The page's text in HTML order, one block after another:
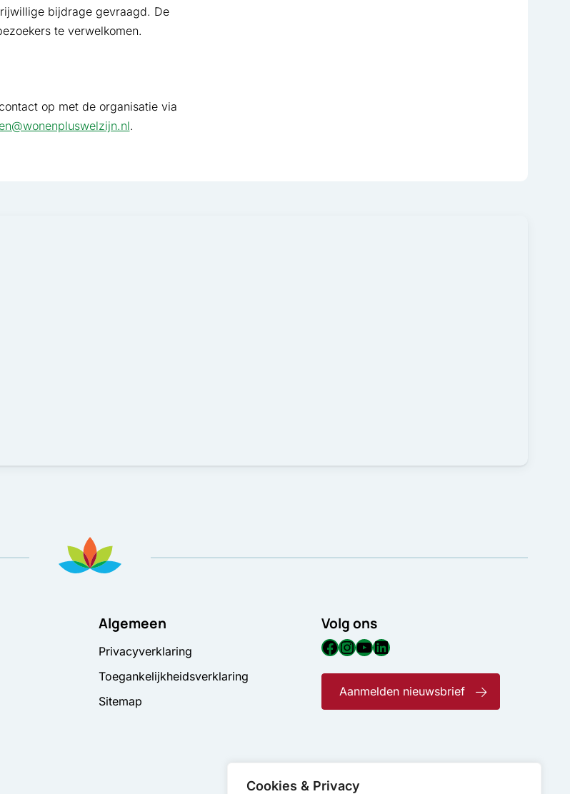
Cookies & Privacy
bijdrage gevraagd. De
te verwelkomen.
op met de organisatie via
.
Algemeen
Privacyverklaring
Toegankelijkheidsverklaring
Sitemap
Volg ons
Facebook
Instagram
YouTube
LinkedIn
Aanmelden nieuwsbrief